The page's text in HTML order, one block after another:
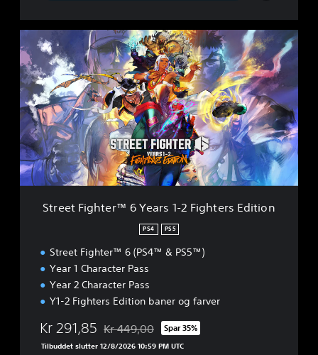
t
r
e
e
t
F
i
g
h
t
e
Street Fighter™ 6 Years 1-2 Fighters Edition
PS4 PS5
Street Fighter™ 6 (PS4™ & PS5™)
Year 1 Character Pass
Year 2 Character Pass
Y1-2 Fighters Edition baner og farver
Kr 291,85 Nedsat fra den normale pris på Kr 449,00
Kr 449,00 Spar 35%
Tilbuddet slutter 12/8/2026 10:59 PM UTC